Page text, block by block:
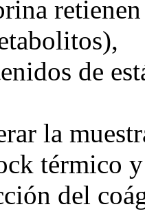
de
la
térmico y
del